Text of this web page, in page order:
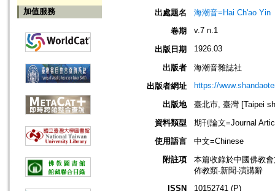
加值服務
出處題名
海潮音=Hai Ch'ao Yin
卷期
v.7 n.1
出版日期 1926.03
出版者
海潮音雜誌社
出版者網址
https://
出版地
臺北市, 臺灣 [Taipei
資料類型
期刊論文=Journal
使用語言
中文=Chinese
附註項
本篇收錄於中國佛教
佈教類-新聞-演講辭
ISSN
10152741 (P)